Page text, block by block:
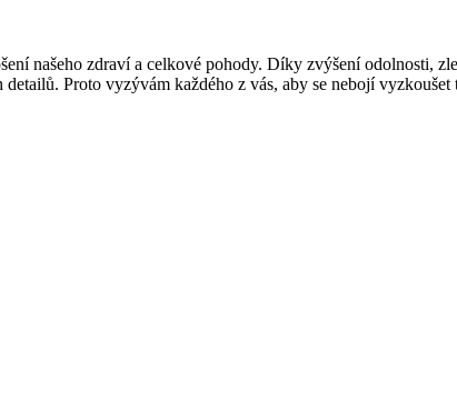
našeho zdraví a celkové pohody. Díky zvýšení odolnosti,
Proto vyzývám každého z vás, aby se nebojí